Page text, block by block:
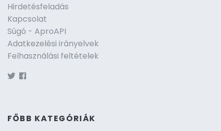
Hirdetésfeladás
Kapcsolat
Súgó - AproAPI
Adatkezelési irányelvek
Felhasználási feltételek
FŐBB KATEGÓRIÁK